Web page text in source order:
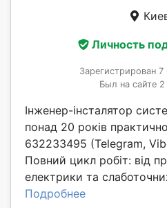
Личность
Зарегистрирован 7
Был на сайте 2
Інженер-інсталятор
понад 20 років
632233495 (Telegram,
Повний цикл робіт: від
електрики та
Подробнее